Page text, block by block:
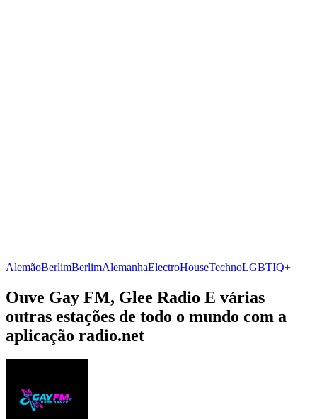
AlemãoBerlimBerlimAlemanhaElectroHouseTechnoLGBTIQ+
Ouve Gay FM, Glee Radio E várias
outras estações de todo o mundo com a
aplicação radio.net